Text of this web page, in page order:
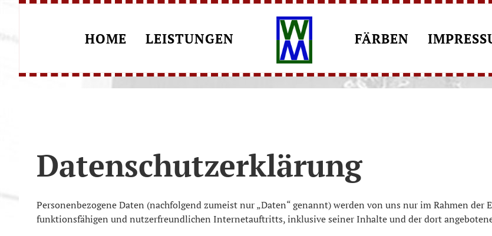
HOME LEISTUNGEN FÄRBEN
Datenschutzerklärung
Personenbezogene Daten (nachfolgend zumeist nur „Daten“ genannt) werden von uns nur im Rahmen
funktionsfähigen und nutzerfreundlichen Internetauftritts, inklusive seiner Inhalte und der dort